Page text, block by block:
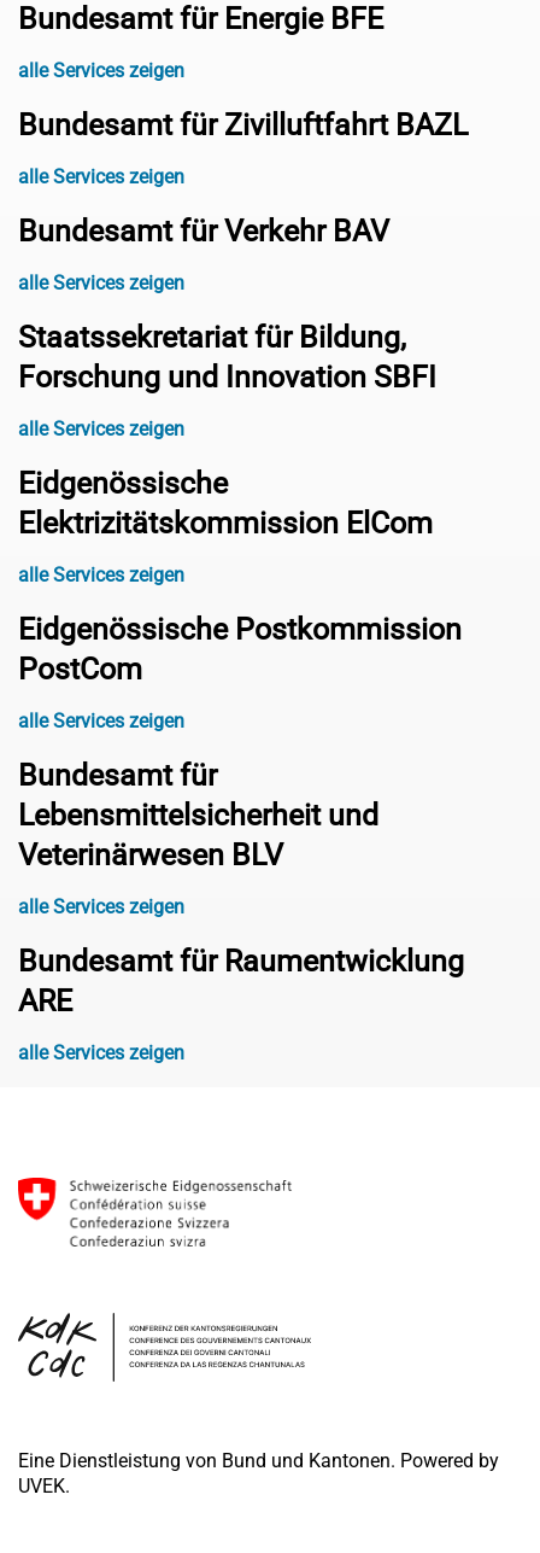
Bundesamt für Energie BFE
alle Services zeigen
Bundesamt für Zivilluftfahrt BAZL
alle Services zeigen
Bundesamt für Verkehr BAV
alle Services zeigen
Staatssekretariat für Bildung,
Forschung und Innovation SBFI
alle Services zeigen
Eidgenössische
Elektrizitätskommission ElCom
alle Services zeigen
Eidgenössische Postkommission
PostCom
alle Services zeigen
Bundesamt für
Lebensmittelsicherheit und
Veterinärwesen BLV
alle Services zeigen
Bundesamt für Raumentwicklung
ARE
alle Services zeigen
Eine Dienstleistung von Bund und Kantonen. Powered by
UVEK.